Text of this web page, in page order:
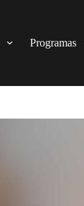
Programas